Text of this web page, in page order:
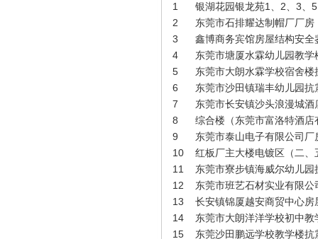
1
银湖花园银龙苑1、2、3、
2
东莞市石排耀达制帽厂厂
3
鑫博商务宾馆房屋结构安全
4
东莞市塘厦水霖幼儿园教
5
东莞市大朗水霖学校宿舍
6
东莞市沙田镇瑞丰幼儿园
7
东莞市长安镇沙头浪漫城
8
综合楼（东莞市富洛特酒
9
东莞市泰山电子有限公司
10
红板厂主大楼电镀区（二
11
东莞市寮步镇海威尔幼儿
12
东莞市班艺石材实业有限
13
长安镇锦厦越安商贸中心房
14
东莞市大朗洋洋学校初中
15
东莞沙田鹏远学校教学楼